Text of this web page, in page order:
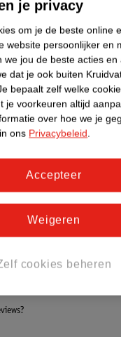
Dit product heeft (nog)
Impact Score.
Meer informatie
je privacy
om je de beste online
website persoonlijker en
we jou de beste acties en
dat je ook buiten
bepaalt zelf welke
je voorkeuren altijd
over hoe we je
ons Privacybeleid.
cookies beheren
Weigeren
Accepteer